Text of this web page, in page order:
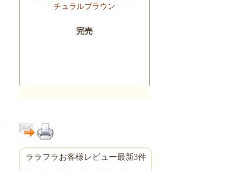
ララフラお客様レビュー最新3件